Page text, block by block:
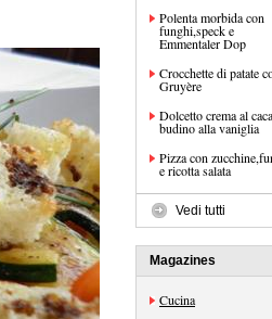
Polenta morbida con
funghi,speck e
Emmentaler Dop
Crocchette di patate
Gruyère
Dolcetto crema al
budino alla vaniglia
Pizza con
e ricotta salata
Vedi tutti
Magazines
Cucina